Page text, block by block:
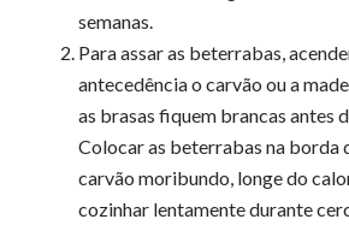
semanas.
Para assar as beterrabas,
antecedência o carvão ou a
as brasas fiquem brancas antes
Colocar as beterrabas na borda
carvão moribundo, longe do
cozinhar lentamente durante